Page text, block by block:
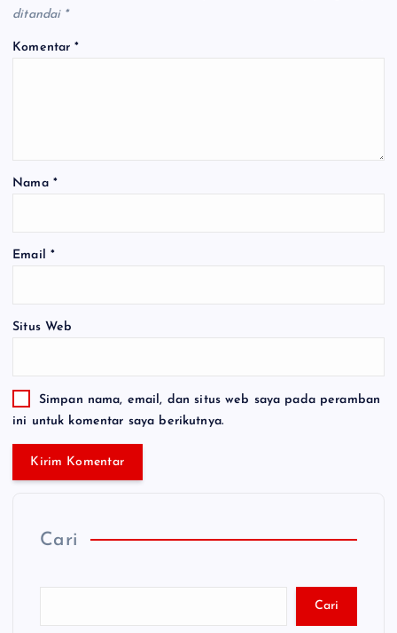
ditandai *
Komentar*
Nama *
Email *
Situs Web
Simpan nama, email, dan situs web saya pada peramban
ini untuk komentar saya berikutnya.
Cari
Cari